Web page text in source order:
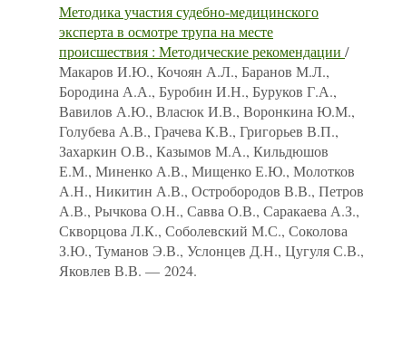
Методика участия судебно-медицинского
эксперта в осмотре трупа на месте
происшествия : Методические рекомендации /
Макаров И.Ю., Кочоян А.Л., Баранов М.Л.,
Бородина А.А., Буробин И.Н., Буруков Г.А.,
Вавилов А.Ю., Власюк И.В., Воронкина Ю.М.,
Голубева А.В., Грачева К.В., Григорьев В.П.,
Захаркин О.В., Казымов М.А., Кильдюшов
Е.М., Миненко А.В., Мищенко Е.Ю., Молотков
А.Н., Никитин А.В., Остробородов В.В., Петров
А.В., Рычкова О.Н., Савва О.В., Саракаева А.З.,
Скворцова Л.К., Соболевский М.С., Соколова
З.Ю., Туманов Э.В., Услонцев Д.Н., Цугуля С.В.,
Яковлев В.В. — 2024.